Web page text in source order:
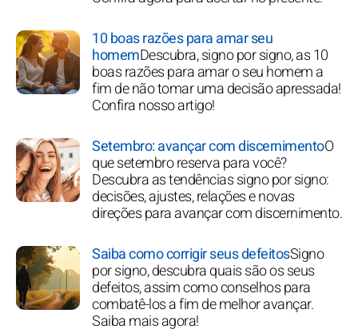
10 boas razões para amar seu
homemDescubra, signo por signo, as 10
boas razões para amar o seu homem a
fim de não tomar uma decisão apressada!
Confira nosso artigo!
Setembro: avançar com discernimentoO
que setembro reserva para você?
Descubra as tendências signo por signo:
decisões, ajustes, relações e novas
direções para avançar com discernimento.
Saiba como corrigir seus defeitosSigno
por signo, descubra quais são os seus
defeitos, assim como conselhos para
combatê-los a fim de melhor avançar.
Saiba mais agora!